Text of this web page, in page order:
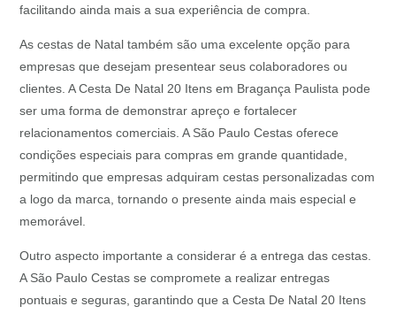
facilitando ainda mais a sua experiência de compra.
As cestas de Natal também são uma excelente opção para
empresas que desejam presentear seus colaboradores ou
clientes. A Cesta De Natal 20 Itens em Bragança Paulista pode
ser uma forma de demonstrar apreço e fortalecer
relacionamentos comerciais. A São Paulo Cestas oferece
condições especiais para compras em grande quantidade,
permitindo que empresas adquiram cestas personalizadas com
a logo da marca, tornando o presente ainda mais especial e
memorável.
Outro aspecto importante a considerar é a entrega das cestas.
A São Paulo Cestas se compromete a realizar entregas
pontuais e seguras, garantindo que a Cesta De Natal 20 Itens